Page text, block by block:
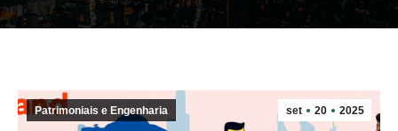
set 20 2025
Patrimoniais e Engenharia